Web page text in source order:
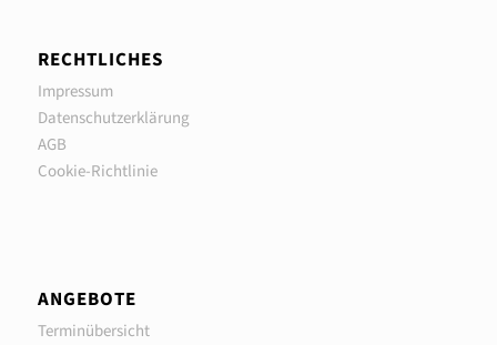
RECHTLICHES
Impressum
Datenschutzerklärung
AGB
Cookie-Richtlinie
ANGEBOTE
Terminübersicht